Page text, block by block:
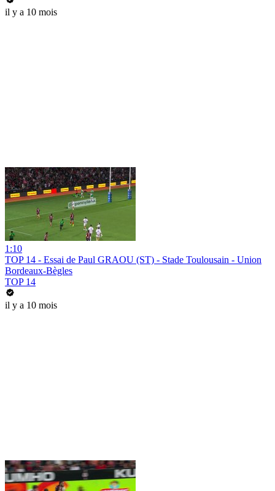
il y a 10 mois
1:10
TOP 14 - Essai de Paul GRAOU (ST) - Stade Toulousain - Union
Bordeaux-Bègles
TOP 14
il y a 10 mois